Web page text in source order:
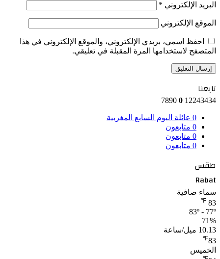
البريد الإلكتروني *
الموقع الإلكتروني
احفظ اسمي، بريدي الإلكتروني، والموقع الإلكتروني في هذا
المتصفح لاستخدامها المرة المقبلة في تعليقي.
تابعنا
12243434
0
0 عائلة اليوم السابع المغربية
0 متابعون
0 متابعون
0 متابعون
طقس
Rabat
سماء صافية
83
℉
83º - 77º
71%
10.13 ميل/ساعة
83
℉
الخميس